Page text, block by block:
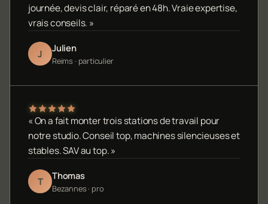
journée, devis clair, réparé en 48h. Vraie expertise,
vrais conseils. »
J Julien
Reims · particulier
« On a fait monter trois stations de travail pour
notre studio. Conseil top, machines silencieuses et
stables. SAV au top. »
T Thomas
Bezannes · pro